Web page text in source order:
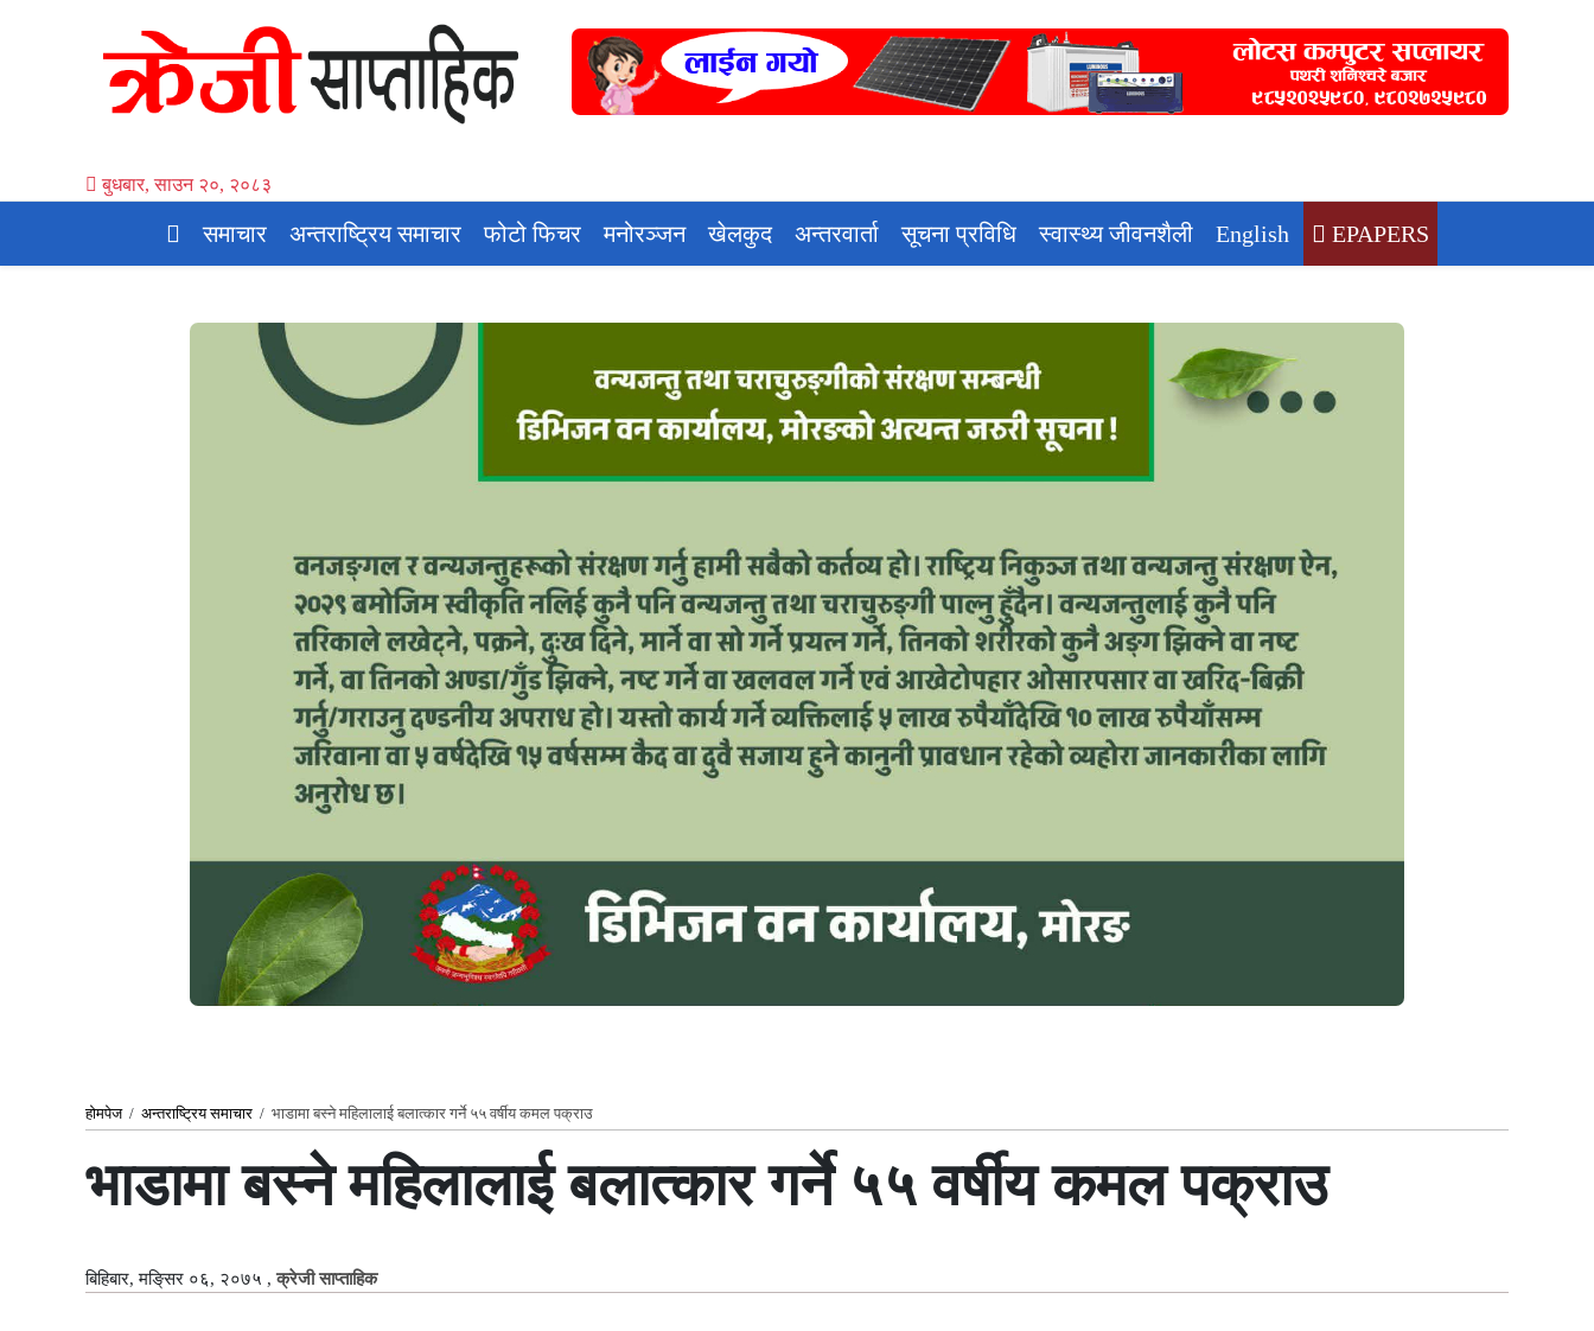
बुधबार, साउन २०, २०८३
समाचार अन्तराष्ट्रिय समाचार फोटो फिचर मनोरञ्जन खेलकुद अन्तरवार्ता सूचना प्रविधि स्वास्थ्य जीवनशैली English EPAPERS
होमपेज/ अन्तराष्ट्रिय समाचार / भाडामा बस्ने महिलालाई बलात्कार गर्ने ५५ वर्षीय कमल पक्राउ
भाडामा बस्ने महिलालाई बलात्कार गर्ने ५५ वर्षीय कमल पक्राउ
बिहिबार, मङि्सर ०६, २०७५ ,क्रेजी साप्ताहिक